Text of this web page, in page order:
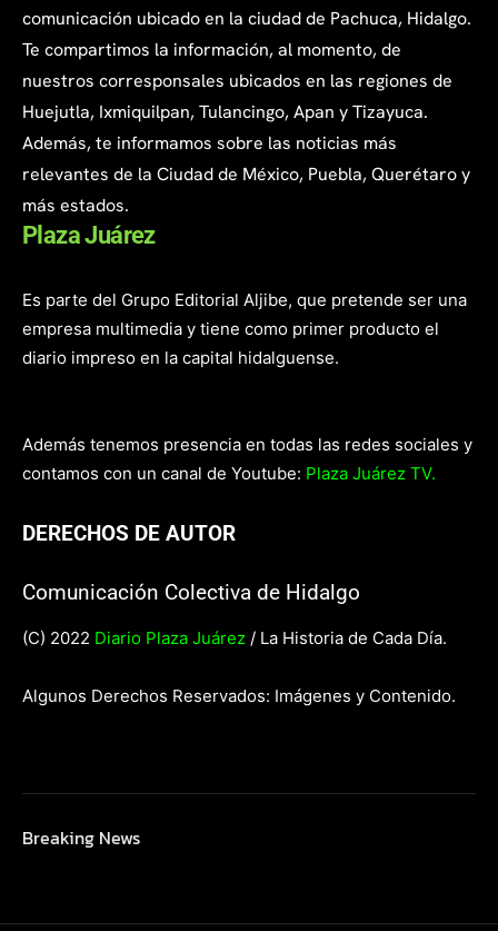
comunicación ubicado en la ciudad de Pachuca, Hidalgo.
Te compartimos la información, al momento, de
nuestros corresponsales ubicados en las regiones de
Huejutla, Ixmiquilpan, Tulancingo, Apan y Tizayuca.
Además, te informamos sobre las noticias más
relevantes de la Ciudad de México, Puebla, Querétaro y
más estados.
Plaza Juárez
Es parte del Grupo Editorial Aljibe, que pretende ser una
empresa multimedia y tiene como primer producto el
diario impreso en la capital hidalguense.
Además tenemos presencia en todas las redes sociales y
contamos con un canal de Youtube: Plaza Juárez TV.
DERECHOS DE AUTOR
Comunicación Colectiva de Hidalgo
(C) 2022 Diario Plaza Juárez / La Historia de Cada Día.
Algunos Derechos Reservados: Imágenes y Contenido.
Breaking News